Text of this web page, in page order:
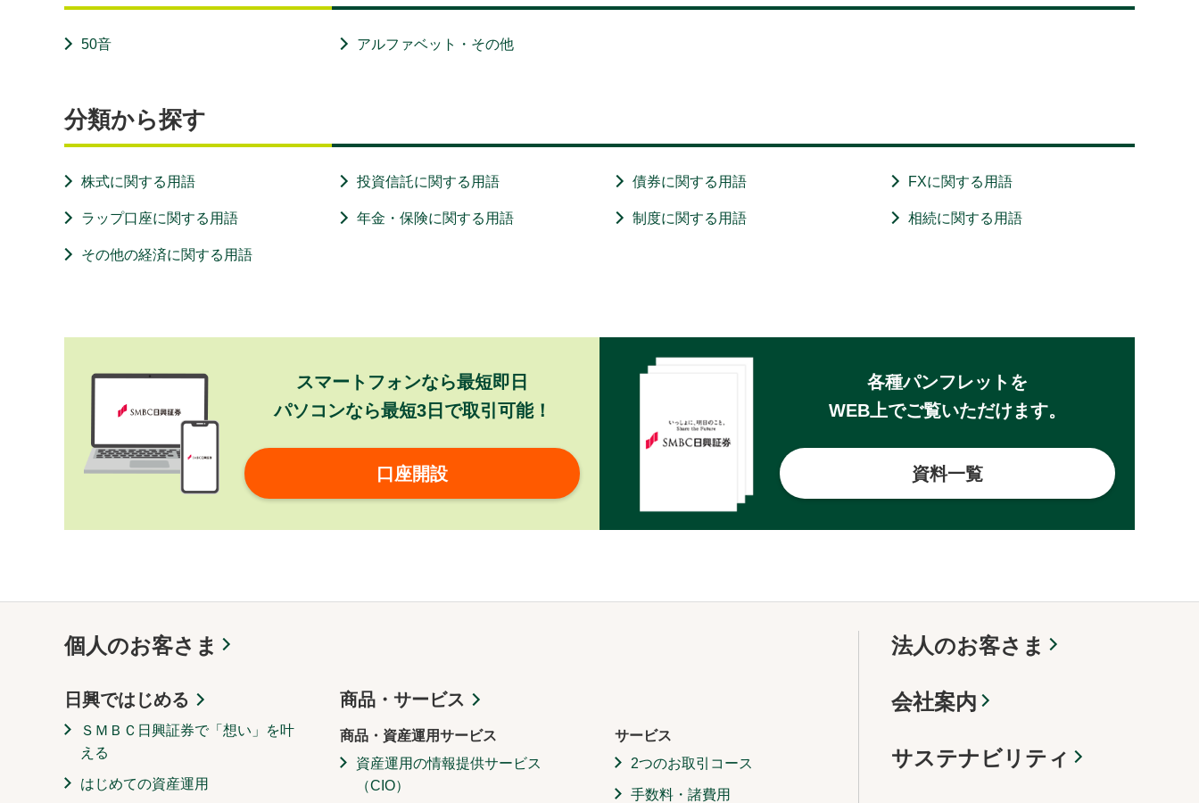
50音 アルファベット・その他
分類から探す
株式に関する用語 投資信託に関する用語 債券に関する用語 FXに関する用語
ラップ口座に関する用語 年金・保険に関する用語 制度に関する用語 相続に関する用語
その他の経済に関する用語
スマートフォンなら最短即日
パソコンなら最短3日で取引可能！
口座開設
各種パンフレットを
WEB上でご覧いただけます。
資料一覧
個人のお客さま
日興ではじめる
ＳＭＢＣ日興証券で「想い」を叶
える
はじめての資産運用
商品・サービス
商品・資産運用サービス
資産運用の情報提供サービス
（CIO）
サービス
2つのお取引コース
手数料・諸費用
法人のお客さま
会社案内
サステナビリティ